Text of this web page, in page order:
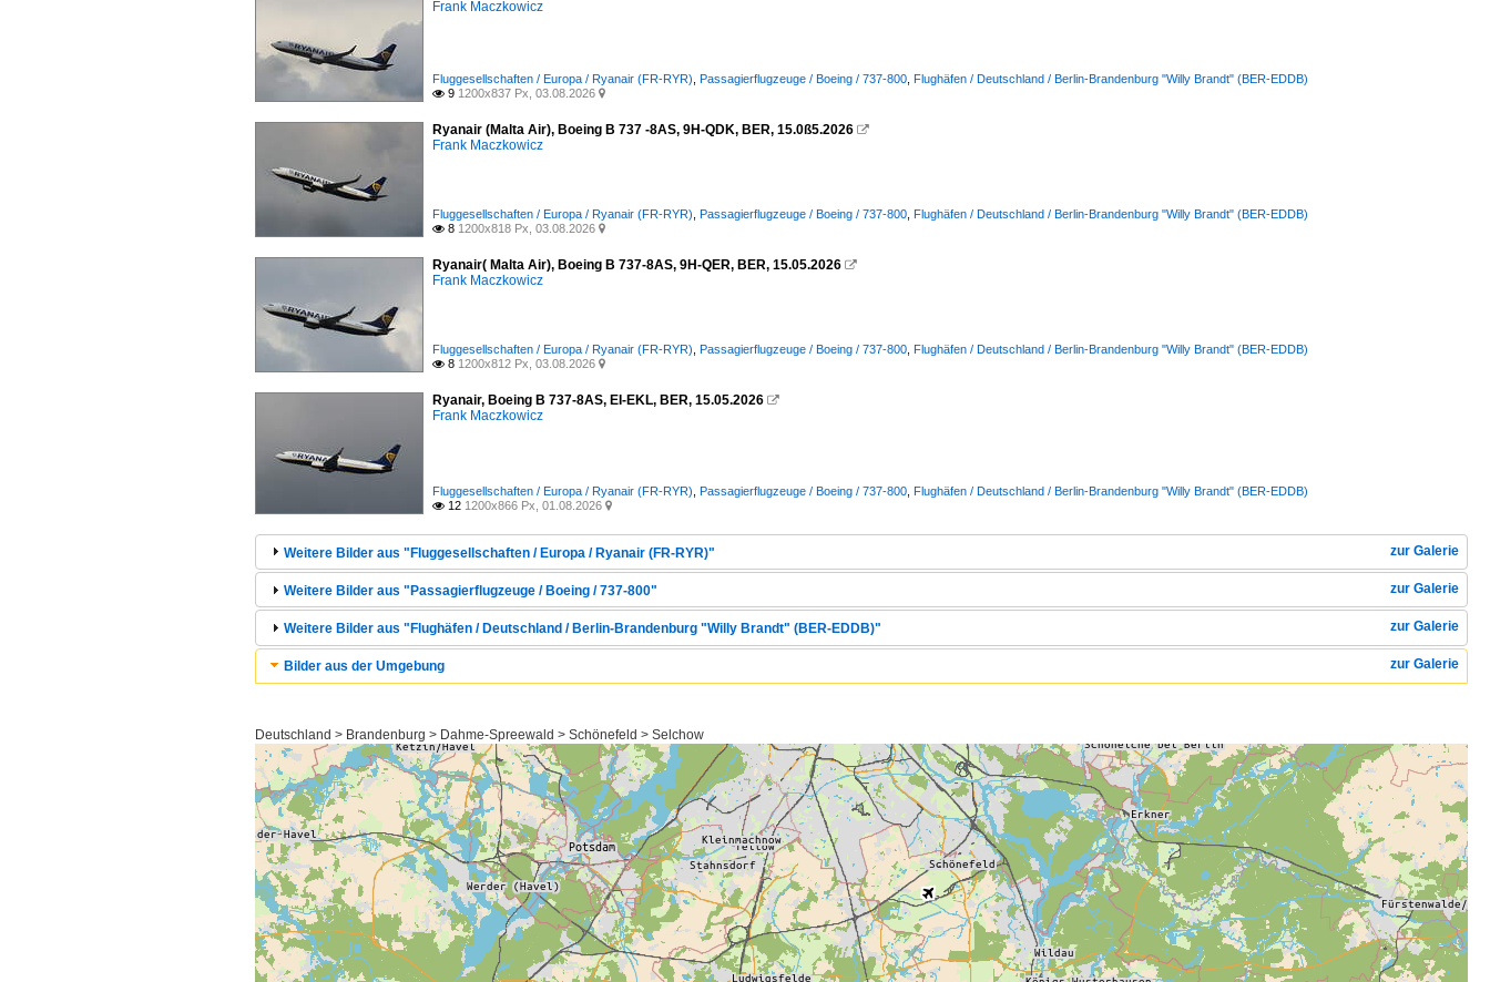
Frank Maczkowicz
Fluggesellschaften / Europa / Ryanair (FR-RYR) Passagierflugzeuge / Boeing / 737-800 Flughäfen / Deutschland / Berlin-Brandenburg "Willy Brandt" (BER-EDDB)
 9 1200x837 Px, 03.08.2026 
Ryanair (Malta Air), Boeing B 737 -8AS, 9H-QDK, BER, 15.0ß5.2026 
Frank Maczkowicz
Fluggesellschaften / Europa / Ryanair (FR-RYR) Passagierflugzeuge / Boeing / 737-800 Flughäfen / Deutschland / Berlin-Brandenburg "Willy Brandt" (BER-EDDB)
 8 1200x818 Px, 03.08.2026 
Ryanair( Malta Air), Boeing B 737-8AS, 9H-QER, BER, 15.05.2026 
Frank Maczkowicz
Fluggesellschaften / Europa / Ryanair (FR-RYR) Passagierflugzeuge / Boeing / 737-800 Flughäfen / Deutschland / Berlin-Brandenburg "Willy Brandt" (BER-EDDB)
 8 1200x812 Px, 03.08.2026 
Ryanair, Boeing B 737-8AS, EI-EKL, BER, 15.05.2026 
Frank Maczkowicz
Fluggesellschaften / Europa / Ryanair (FR-RYR) Passagierflugzeuge / Boeing / 737-800 Flughäfen / Deutschland / Berlin-Brandenburg "Willy Brandt" (BER-EDDB)
 12 1200x866 Px, 01.08.2026 
zur Galerie
Weitere Bilder aus "Fluggesellschaften / Europa / Ryanair (FR-RYR)"
zur Galerie
Weitere Bilder aus "Passagierflugzeuge / Boeing / 737-800"
zur Galerie
Weitere Bilder aus "Flughäfen / Deutschland / Berlin-Brandenburg "Willy Brandt" (BER-EDDB)"
zur Galerie
Bilder aus der Umgebung
Deutschland > Brandenburg > Dahme-Spreewald > Schönefeld > Selchow